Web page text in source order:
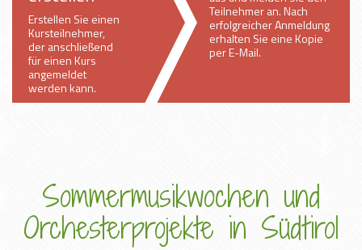
Erstellen Sie einen
Kursteilnehmer,
der anschließend
für einen Kurs
angemeldet
werden kann.
Teilnehmer an. Nach
erfolgreicher Anmeldung
erhalten Sie eine Kopie
per E-Mail.
Sommermusikwochen und
Orchesterprojekte in Südtirol